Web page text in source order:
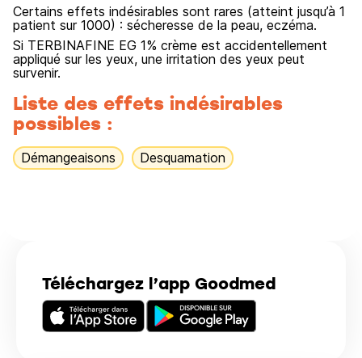
Téléchargez l’app Goodmed
Certains effets indésirables sont rares (atteint jusqu’à 1
patient sur 1000) : sécheresse de la peau, eczéma.
Si TERBINAFINE EG 1% crème est accidentellement
appliqué sur les yeux, une irritation des yeux peut
survenir.
Liste des effets indésirables
possibles :
Démangeaisons Desquamation